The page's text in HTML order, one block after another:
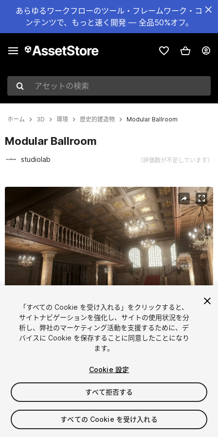
あらゆるワークフローのツール・フレームワーク・コ
ンテンツで、もっと速く開発 — 全品50%オフ。
アセットの検索
ホーム 3D 環境 歴史的建造物 Modular Ballroom
Modular Ballroom
studiolab （評価数が不足しています）
現在のスライド：1 / 6
1 /6
$29.99
消費税は決済時に計算されます
「すべての Cookie を受け入れる」をクリックすると、
サイトナビゲーションを強化し、サイトの使用状況を分
析し、弊社のマーケティング活動を支援するために、デ
バイスに Cookie を保存することに同意したことになり
ます。
Cookie 設定
すべて拒否する
すべての Cookie を受け入れる